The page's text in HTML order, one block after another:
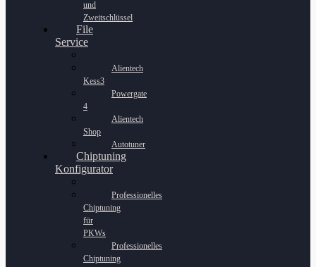
und
Zweitschlüssel
File
Service
Alientech
Kess3
Powergate
4
Alientech
Shop
Autotuner
Chiptuning
Konfigurator
Professionelles
Chiptuning
für
PKWs
Professionelles
Chiptuning